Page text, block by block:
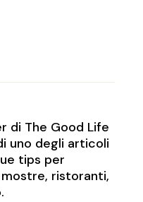
di The Good Life
uno degli articoli
tips per
ristoranti,